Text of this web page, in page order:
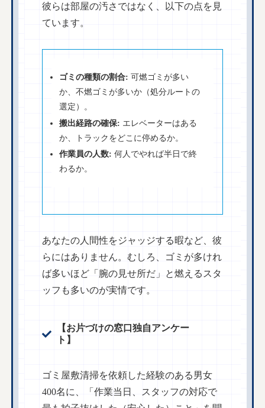
彼らは部屋の汚さではなく、以下の点を見
ています。
ゴミの種類の割合: 可燃ゴミが多い
か、不燃ゴミが多いか（処分ルートの
選定）。
搬出経路の確保: エレベーターはある
か、トラックをどこに停めるか。
作業員の人数: 何人でやれば半日で終
わるか。
あなたの人間性をジャッジする暇など、彼
らにはありません。むしろ、ゴミが多けれ
ば多いほど「腕の見せ所だ」と燃えるスタ
ッフも多いのが実情です。
【お片づけの窓口独自アンケー
ト】
ゴミ屋敷清掃を依頼した経験のある男女
400名に、「作業当日、スタッフの対応で